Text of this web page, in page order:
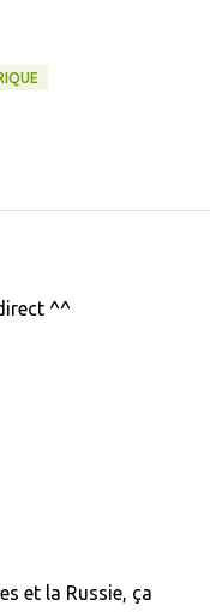
^^
et la Russie, ça